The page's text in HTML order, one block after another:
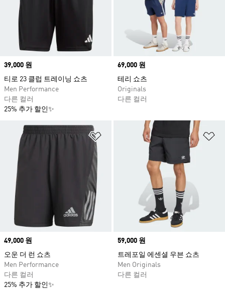
Price
39,000 원
티로 23 클럽 트레이닝 쇼츠
Men Performance
다른 컬러
25% 추가 할인✨
Price
69,000 원
테리 쇼츠
Originals
다른 컬러
위시리스트 담기
Price
49,000 원
오운 더 런 쇼츠
Men Performance
다른 컬러
25% 추가 할인✨
Price
59,000 원
트레포일 에센셜 우븐 쇼츠
Men Originals
다른 컬러